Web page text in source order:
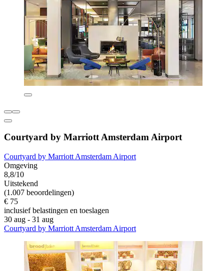
Courtyard by Marriott Amsterdam Airport
Courtyard by Marriott Amsterdam Airport
Omgeving
8,8/10
Uitstekend
(1.007 beoordelingen)
€ 75
inclusief belastingen en toeslagen
30 aug - 31 aug
Courtyard by Marriott Amsterdam Airport